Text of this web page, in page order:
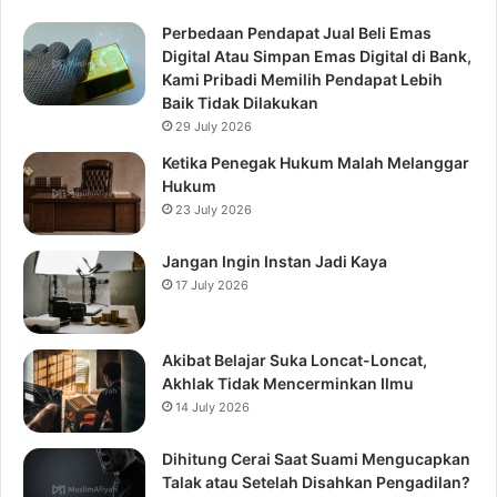
Perbedaan Pendapat Jual Beli Emas
Digital Atau Simpan Emas Digital di Bank,
Kami Pribadi Memilih Pendapat Lebih
Baik Tidak Dilakukan
29 July 2026
Ketika Penegak Hukum Malah Melanggar
Hukum
23 July 2026
Jangan Ingin Instan Jadi Kaya
17 July 2026
Akibat Belajar Suka Loncat-Loncat,
Akhlak Tidak Mencerminkan Ilmu
14 July 2026
Dihitung Cerai Saat Suami Mengucapkan
Talak atau Setelah Disahkan Pengadilan?